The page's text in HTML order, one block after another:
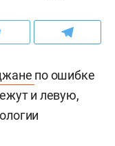
по ошибке
и левую,